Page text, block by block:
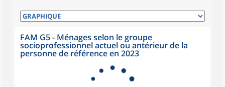
FAM G5 - Ménages selon le groupe
socioprofessionnel actuel ou antérieur de la
personne de référence en 2023